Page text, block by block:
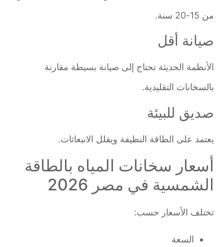
من 15-20 سنة.
صيانة أقل
الأنظمة الحديثة تحتاج إلى صيانة بسيطة مقارنة
بالسخانات التقليدية.
صديق للبيئة
يعتمد على الطاقة النظيفة ويقلل الانبعاثات.
أسعار سخانات المياه بالطاقة
الشمسية في مصر 2026
تختلف الأسعار حسب:
السعة